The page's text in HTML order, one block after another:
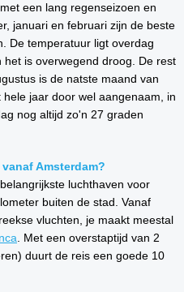
een lang regenseizoen en
januari en februari zijn de beste
De temperatuur ligt overdag
is overwegend droog. De rest
is de natste maand van
jaar door wel aangenaam, in
nog altijd zo'n 27 graden
Amsterdam?
luchthaven voor
buiten de stad. Vanaf
vluchten, je maakt meestal
. Met een overstaptijd van 2
duurt de reis een goede 10